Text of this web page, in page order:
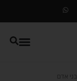
אדם